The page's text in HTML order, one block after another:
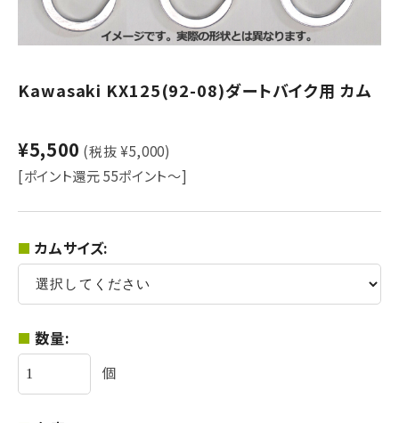
Kawasaki KX125(92-08)ダートバイク用 カム
¥5,500 (税抜 ¥5,000)
[ポイント還元 55ポイント～]
カムサイズ:
数量:
個